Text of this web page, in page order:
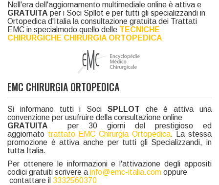
Nell'era dell'aggiornamento multimediale online è attiva e
GRATUITA per i Soci Spllot e per tutti gli specializzandi in
Ortopedica d'Italia la consultazione gratuita dei Trattati
EMC in specialmodo quello delle TECNICHE
CHIRURGICHE CHIRURGIA ORTOPEDICA
EMC CHIRURGIA ORTOPEDICA
Si informano tutti i Soci SPLLOT che è attiva una
convenzione per usufruire della consultazione online
GRATUITA per 30 giorni del prestigioso ed
aggiornato trattato EMC Chirurgia Ortopedica. La stessa
promozione è attiva anche per tutti gli Specializzandi, in
tutta Italia.
Per ottenere le informazioni e l'attivazione degli appositi
codici gratuiti scrivere a info@emc-italia.com oppure
contattare il 3332560370